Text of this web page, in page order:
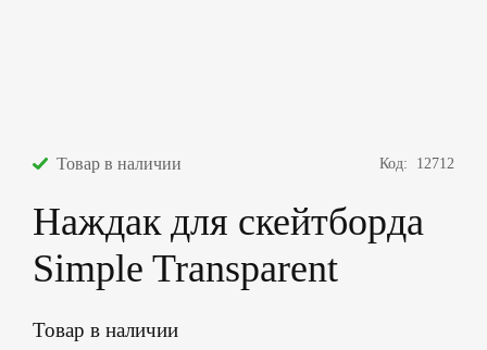
Товар в наличии Код: 12712
Наждак для скейтборда
Simple Transparent
Товар в наличии